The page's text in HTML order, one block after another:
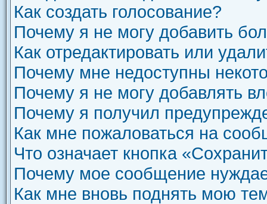
Как создать голосование?
Почему я не могу добавить
Как отредактировать или
Почему мне недоступны
Почему я не могу добавлять
Почему я получил
Как мне пожаловаться на
Что означает кнопка
Почему мое сообщение
Как мне вновь поднять мою